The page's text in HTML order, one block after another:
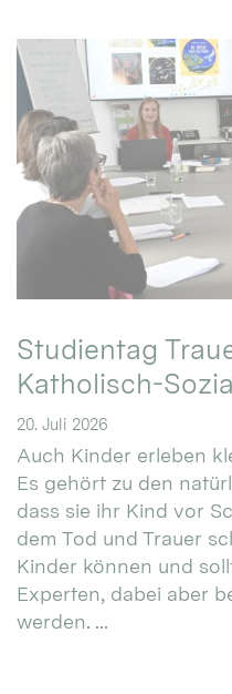
Studientag
Katholisch-
20. Juli 2026
Auch Kinder erleben
Es gehört zu den
dass sie ihr Kind vor
dem Tod und Trauer
Kinder können und
Experten, dabei aber
werden. ...